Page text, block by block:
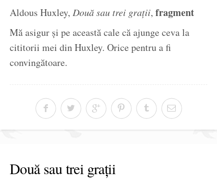
Aldous Huxley, Două sau trei grații, fragment
Mă asigur și pe această cale că ajunge ceva la
cititorii mei din Huxley. Orice pentru a fi
convingătoare.
Două sau trei grații